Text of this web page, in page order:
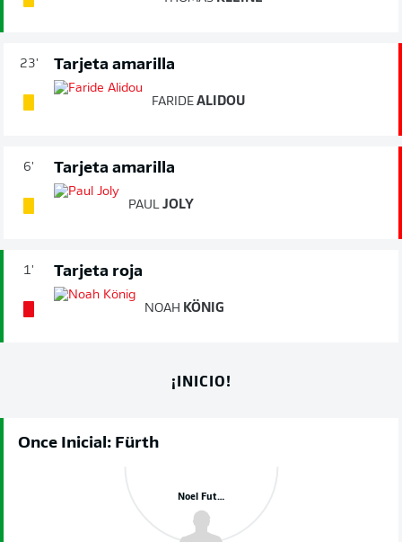
23' Tarjeta amarilla
FARIDE ALIDOU
6' Tarjeta amarilla
PAUL JOLY
1' Tarjeta roja
NOAH KÖNIG
¡INICIO!
Once Inicial: Fürth
Noel Futkeu